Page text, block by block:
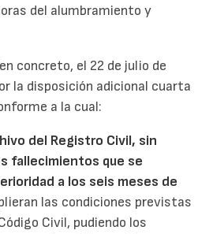
del alumbramiento y
concreto, el 22 de julio de
la disposición adicional cuarta
a la cual:
del Registro Civil, sin
fallecimientos que se
a los seis meses de
las condiciones previstas
Civil, pudiendo los